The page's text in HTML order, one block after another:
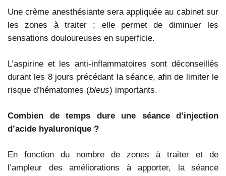
Une crème anesthésiante sera appliquée au cabinet sur
les zones à traiter ; elle permet de diminuer les
sensations douloureuses en superficie.
L’aspirine et les anti-inflammatoires sont déconseillés
durant les 8 jours précédant la séance, afin de limiter le
risque d’hématomes (bleus) importants.
Combien de temps dure une séance d’injection
d’acide hyaluronique ?
En fonction du nombre de zones à traiter et de
l’ampleur des améliorations à apporter, la séance